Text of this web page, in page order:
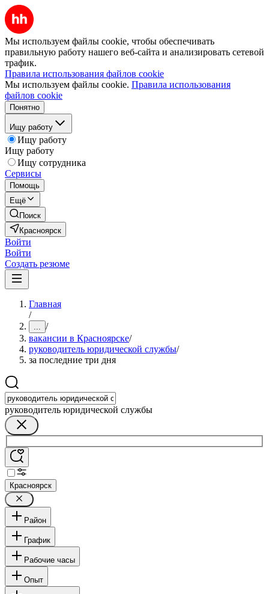
Мы используем файлы cookie, чтобы обеспечивать
правильную работу нашего веб-сайта и анализировать сетевой
трафик.
Правила использования файлов cookie
Мы используем файлы cookie. Правила использования
файлов cookie
Понятно
Ищу работу
Ищу работу
Ищу работу
Ищу сотрудника
Сервисы
Помощь
Ещё
Поиск
Красноярск
Войти
Войти
Создать резюме
Главная
/
... /
вакансии в Красноярске/
руководитель юридической службы/
за последние три дня
руководитель юридической службы
Красноярск
Район
График
Рабочие часы
Опыт